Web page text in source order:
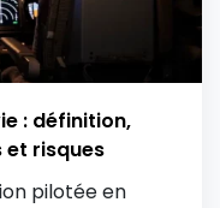
: définition,
risques
pilotée en